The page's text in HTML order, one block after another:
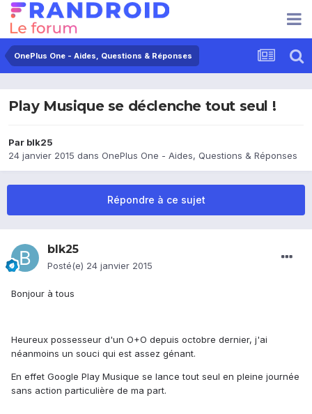
OnePlus One - Aides, Questions & Réponses
Play Musique se déclenche tout seul !
Par blk25
24 janvier 2015 dans OnePlus One - Aides, Questions & Réponses
Répondre à ce sujet
blk25
Posté(e) 24 janvier 2015
Bonjour à tous
Heureux possesseur d'un O+O depuis octobre dernier, j'ai
néanmoins un souci qui est assez génant.
En effet Google Play Musique se lance tout seul en pleine journée
sans action particulière de ma part.